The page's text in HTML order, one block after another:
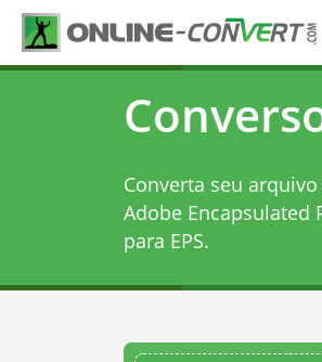
Converta seu
Adobe Encapsulated
para EPS.